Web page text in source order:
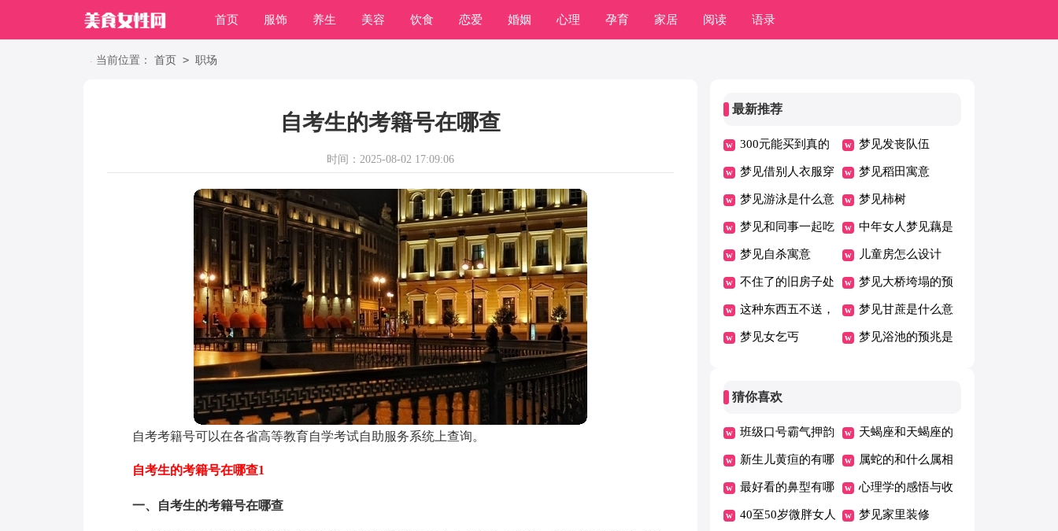
首页 服饰 养生 美容 饮食 恋爱 婚姻 心理 孕育 家居 阅读 语录
职场
当前位置： 首页 > 职场
自考生的考籍号在哪查
时间：2025-08-02 17:09:06
自考考籍号可以在各省高等教育自学考试自助服务系统上查询。
自考生的考籍号在哪查1
一、自考生的考籍号在哪查
最新推荐
300元能买到真的
缅甸翡翠吗
梦见发丧队伍
梦见借别人衣服穿 梦见稻田寓意
梦见游泳是什么意
思
梦见柿树
梦见和同事一起吃
饭
中年女人梦见藕是
什么意思
梦见自杀寓意 儿童房怎么设计
不住了的旧房子处
理的几个禁忌
梦见大桥垮塌的预
兆
这种东西五不送，
送了人财空！
梦见甘蔗是什么意
思
梦见女乞丐 梦见浴池的预兆是
猜你喜欢
班级口号霸气押韵 天蝎座和天蝎座的
爱情婚姻怎么样
能长久吗
新生儿黄疸的有哪
些注意事项
属蛇的和什么属相
最配
最好看的鼻型有哪
些
心理学的感悟与收
获
40至50岁微胖女人 梦见家里装修